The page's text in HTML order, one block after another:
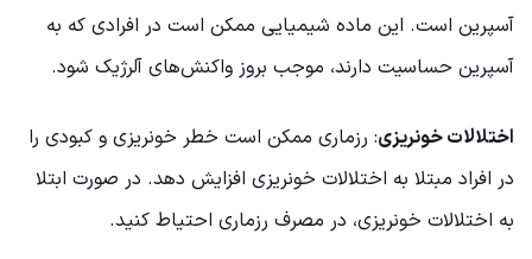
آسپرین است. این ماده شیمیایی ممکن است در افرادی که به
آسپرین حساسیت دارند، موجب بروز واکنش‌های آلرژیک شود.
اختلالات خونریزی: رزماری ممکن است خطر خونریزی و کبودی را
در افراد مبتلا به اختلالات خونریزی افزایش دهد. در صورت ابتلا
به اختلالات خونریزی، در مصرف رزماری احتیاط کنید.